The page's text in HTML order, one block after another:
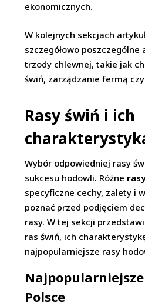
ekonomicznych.
W kolejnych sekcjach
szczegółowo poszczególne
trzody chlewnej, takie jak
świń, zarządzanie fermą
Rasy świń i ich
Wybór odpowiedniej rasy
sukcesu hodowli. Różne
specyficzne cechy, zalety i
poznać przed podjęciem
rasy. W tej sekcji
ras świń, ich
najpopularniejsze rasy
Polsce